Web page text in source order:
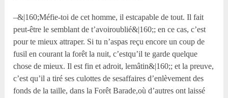
–&|160;Méfie-toi de cet homme, il estcapable de tout. Il fait
peut-être le semblant de t’avoiroublié&|160;; en ce cas, c’est
pour te mieux attraper. Si tu n’aspas reçu encore un coup de
fusil en courant la forêt la nuit, c’estqu’il te garde quelque
chose de mieux. Il est fin et adroit, lemâtin&|160;; et la preuve,
c’est qu’il a tiré ses culottes de sesaffaires d’enlèvement des
fonds de la taille, dans la Forêt Barade,où d’autres ont laissé